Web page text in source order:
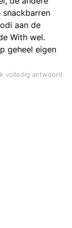
snackbarren
aan de
With wel.
geheel eigen
volledig antwoord